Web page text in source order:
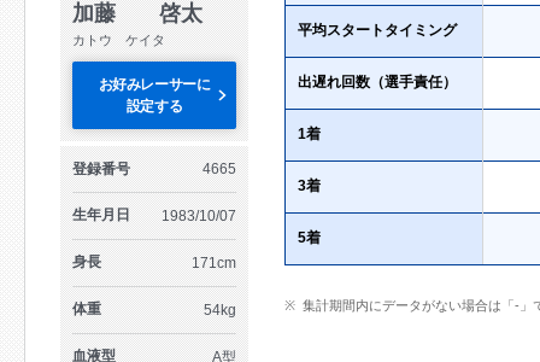
加藤 啓太
カトウ ケイタ
お好みレーサーに
設定する
登録番号 4665
生年月日 1983/10/07
身長 171cm
体重 54kg
血液型 A型
平均スタートタイミング
出遅れ回数（選手責任）
1着
3着
5着
集計期間内にデータがない場合は「-」